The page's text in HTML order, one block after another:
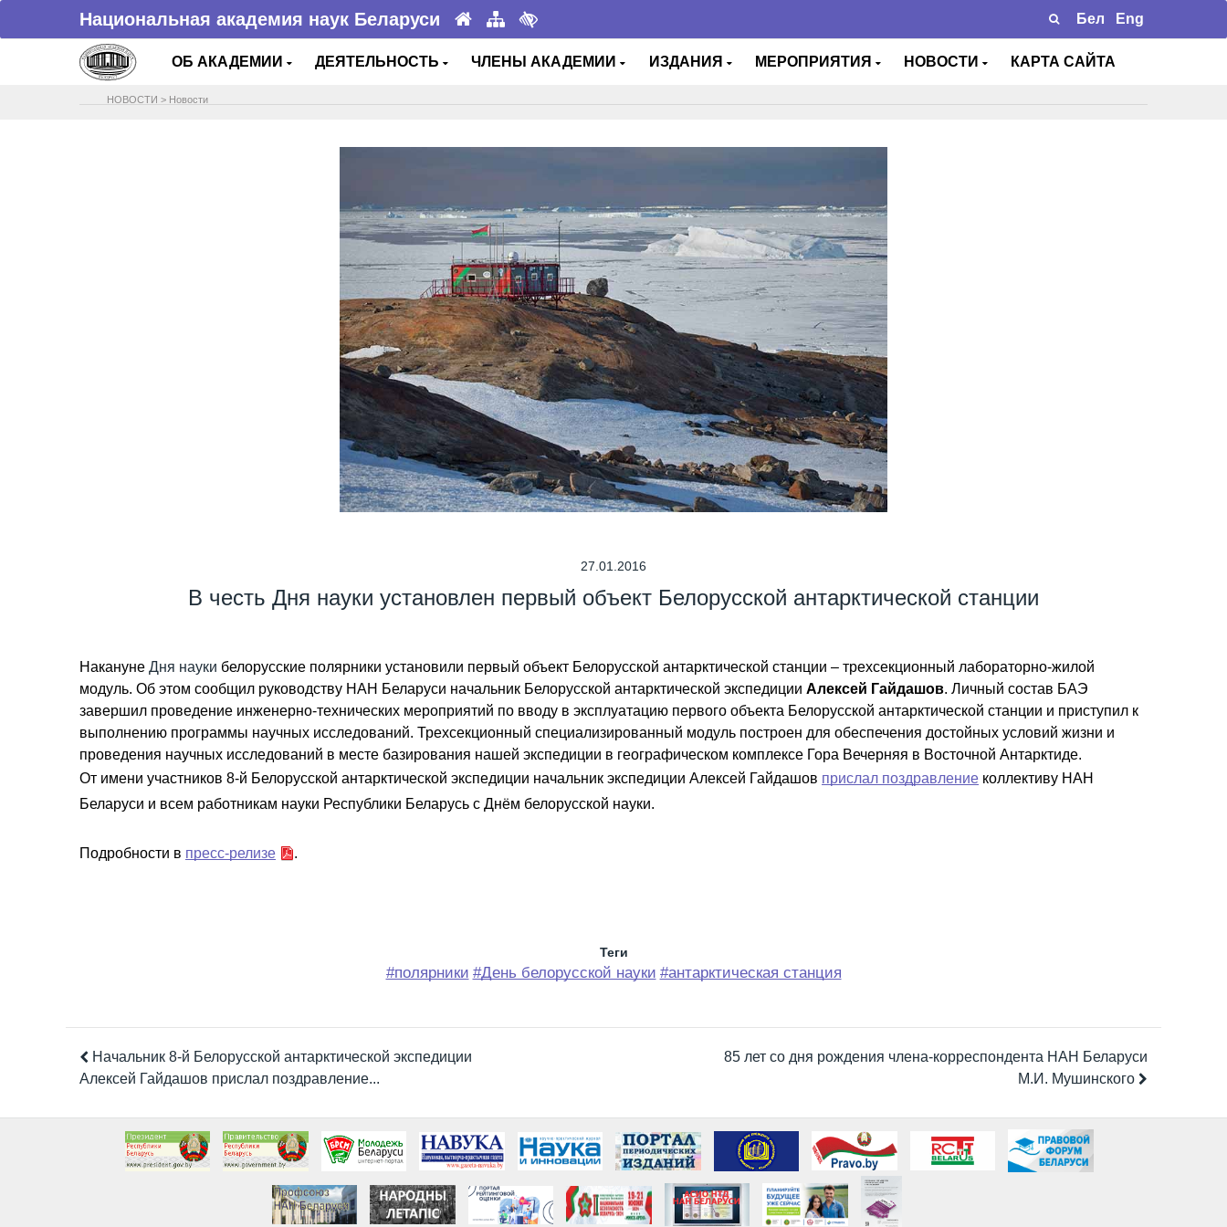
Национальная академия наук Беларуси Бел Eng
ОБ АКАДЕМИИ ДЕЯТЕЛЬНОСТЬ ЧЛЕНЫ АКАДЕМИИ ИЗДАНИЯ МЕРОПРИЯТИЯ НОВОСТИ КАРТА САЙТА
НОВОСТИ > Новости
27.01.2016
В честь Дня науки установлен первый объект Белорусской антарктической станции
Накануне Дня науки белорусские полярники установили первый объект Белорусской антарктической станции – трехсекционный лабораторно-жилой
модуль. Об этом сообщил руководству НАН Беларуси начальник Белорусской антарктической экспедиции Алексей Гайдашов. Личный состав БАЭ
завершил проведение инженерно-технических мероприятий по вводу в эксплуатацию первого объекта Белорусской антарктической станции и приступил к
выполнению программы научных исследований. Трехсекционный специализированный модуль построен для обеспечения достойных условий жизни и
проведения научных исследований в месте базирования нашей экспедиции в географическом комплексе Гора Вечерняя в Восточной Антарктиде.
От имени участников 8-й Белорусской антарктической экспедиции начальник экспедиции Алексей Гайдашов прислал поздравление коллективу НАН
Беларуси и всем работникам науки Республики Беларусь с Днём белорусской науки.
Подробности в пресс-релизе .
Теги
#полярники #День белорусской науки #антарктическая станция
Начальник 8-й Белорусской антарктической экспедиции
Алексей Гайдашов прислал поздравление...
85 лет со дня рождения члена-корреспондента НАН Беларуси
М.И. Мушинского